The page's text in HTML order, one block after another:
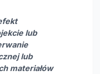
lub
lub
materiałów